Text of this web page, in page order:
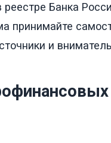
реестре Банка
принимайте
и